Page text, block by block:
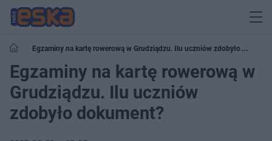
Egzaminy na kartę rowerową w Grudziądzu. Ilu uczniów zdobyło
dokument?
Egzaminy na kartę rowerową w
Grudziądzu. Ilu uczniów
zdobyło dokument?